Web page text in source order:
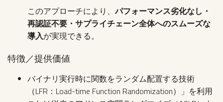
このアプローチにより、パフォーマンス劣化なし・
再認証不要・サプライチェーン全体へのスムーズな
導入が実現できる。
特徴／提供価値
バイナリ実行時に関数をランダム配置する技術
（LFR：Load-time Function Randomization）」を利用